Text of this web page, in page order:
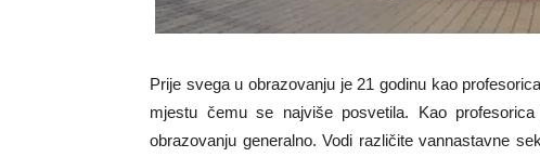
Prije svega u obrazovanju je 21 godinu kao
mjestu čemu se najviše posvetila. Kao
obrazovanju generalno. Vodi različite vannastavne